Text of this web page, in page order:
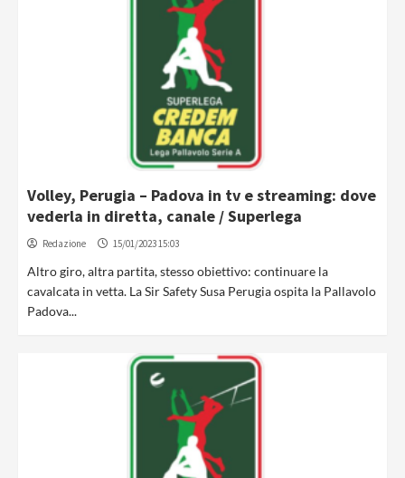
Volley, Perugia – Padova in tv e streaming: dove
vederla in diretta, canale / Superlega
Redazione 15/01/2023 15:03
Altro giro, altra partita, stesso obiettivo: continuare la
cavalcata in vetta. La Sir Safety Susa Perugia ospita la Pallavolo
Padova...